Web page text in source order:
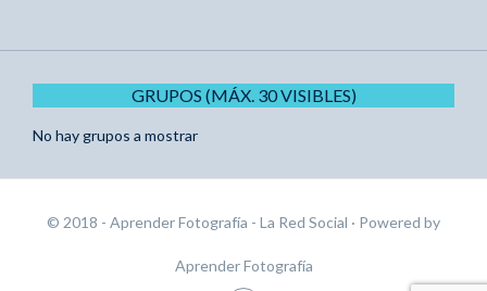
GRUPOS (MÁX. 30 VISIBLES)
No hay grupos a mostrar
© 2018 - Aprender Fotografía - La Red Social · Powered by
Aprender Fotografía